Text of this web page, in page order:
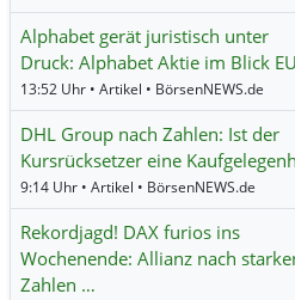
Alphabet gerät juristisch unter
Druck: Alphabet Aktie im Blick
13:52 Uhr • Artikel • BörsenNEWS.de
DHL Group nach Zahlen: Ist der
Kursrücksetzer eine
9:14 Uhr • Artikel • BörsenNEWS.de
Rekordjagd! DAX furios ins
Wochenende: Allianz nach
Zahlen …